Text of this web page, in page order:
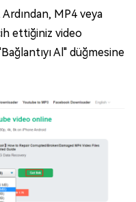
Ardından, MP4 veya
ettiğiniz video
Al" düğmesine